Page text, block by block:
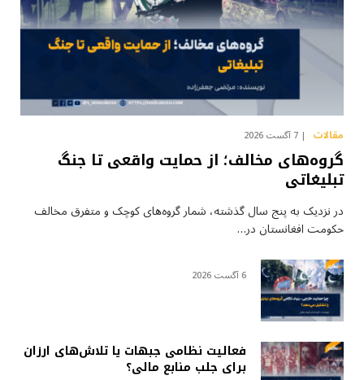
مقالات 7 آگست 2026
گروه‌های مخالف؛ از حمایت واقعی تا جنگ
تبلیغاتی
در نزدیک به پنج سال گذشته، شمار گروه‌های کوچک و متفرق مخالف
حکومت افغانستان در…
6 آگست 2026
فعالیت نظامی جبهات یا تلاش‌های ارزان
برای جلب منابع مالی؟